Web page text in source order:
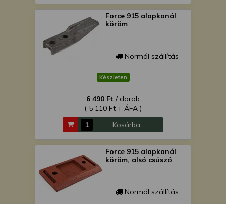
Force 915 alapkanál
köröm
Normál szállítás
Készleten
6 490 Ft / darab
( 5 110 Ft + ÁFA )
Kosárba
Force 915 alapkanál
köröm, alsó csúszó
Normál szállítás